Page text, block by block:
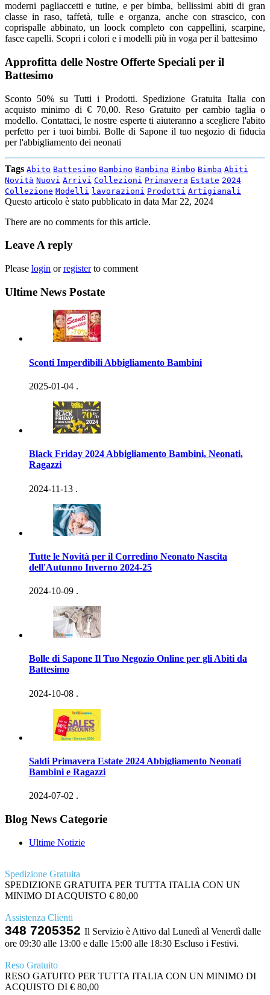
moderni pagliaccetti e tutine, e per bimba, bellissimi abiti di gran
classe in raso, taffetà, tulle e organza, anche con strascico, con
coprispalle abbinato, un loock completo con cappellini, scarpine,
fasce capelli. Scopri i colori e i modelli più in voga per il battesimo
Approfitta delle Nostre Offerte Speciali per il
Battesimo
Sconto 50% su Tutti i Prodotti. Spedizione Gratuita Italia con
acquisto minimo di € 70,00. Reso Gratuito per cambio taglia o
modello. Contattaci, le nostre esperte ti aiuteranno a scegliere l'abito
perfetto per i tuoi bimbi. Bolle di Sapone il tuo negozio di fiducia
per l'abbigliamento dei neonati
Tags Abito Battesimo Bambino Bambina Bimbo Bimba Abiti
Novità Nuovi Arrivi Collezioni Primavera Estate 2024
Collezione Modelli lavorazioni Prodotti Artigianali
Questo articolo è stato pubblicato in data Mar 22, 2024
There are no comments for this article.
Leave A reply
Please login orregisterto comment
Ultime News Postate
Sconti Imperdibili Abbigliamento Bambini
2025-01-04 .
Black Friday 2024 Abbigliamento Bambini, Neonati,
Ragazzi
2024-11-13 .
Tutte le Novità per il Corredino Neonato Nascita
dell'Autunno Inverno 2024-25
2024-10-09 .
Bolle di Sapone Il Tuo Negozio Online per gli Abiti da
Battesimo
2024-10-08 .
Saldi Primavera Estate 2024 Abbigliamento Neonati
Bambini e Ragazzi
2024-07-02 .
Blog News Categorie
Ultime Notizie
Spedizione Gratuita
SPEDIZIONE GRATUITA PER TUTTA ITALIA CON UN
MINIMO DI ACQUISTO € 80,00
Assistenza Clienti
348 7205352 Il Servizio è Attivo dal Lunedì al Venerdì dalle
ore 09:30 alle 13:00 e dalle 15:00 alle 18:30 Escluso i Festivi.
Reso Gratuito
RESO GATUITO PER TUTTA ITALIA CON UN MINIMO DI
ACQUISTO DI € 80,00